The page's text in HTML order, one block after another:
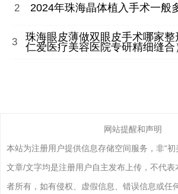
2 2024年珠海晶体植入手术一般
3
珠海眼皮薄做双眼皮手术哪家
仁爱医疗美容医院专研精细缝合
网站提醒和声明
本站为注册用户提供信息存储空间服务，非“初
文章/文字均是注册用户自主发布上传，不代
者所有，如有侵权、虚假信息、错误信息或任